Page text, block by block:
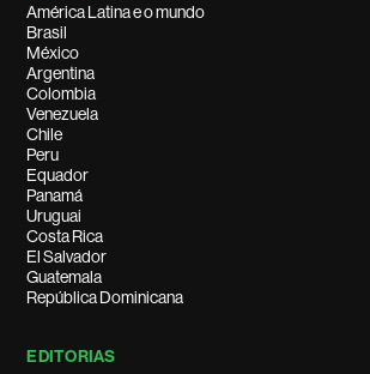
América Latina e o mundo
Brasil
México
Argentina
Colombia
Venezuela
Chile
Peru
Equador
Panamá
Uruguai
Costa Rica
El Salvador
Guatemala
República Dominicana
EDITORIAS